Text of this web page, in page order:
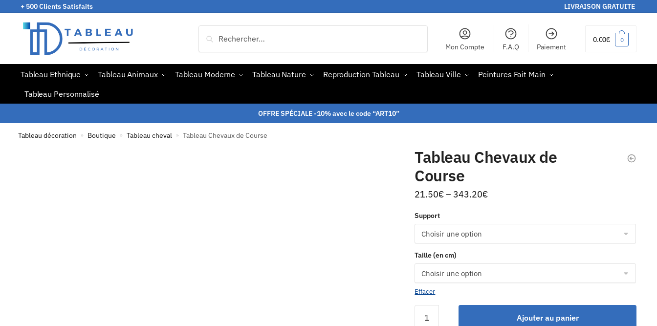
+ 500 Clients Satisfaits LIVRAISON GRATUITE
Mon Compte F.A.Q Paiement
0.00€ 0
Tableau Ethnique Tableau Animaux Tableau Moderne Tableau Nature Reproduction Tableau Tableau Ville
Peintures Fait Main
Tableau Personnalisé
OFFRE SPÉCIALE -10% avec le code “ART10”
Tableau décoration » Boutique » Tableau cheval » Tableau Chevaux de Course
Tableau Chevaux de
Course
21.50€– 343.20€
Support
Taille (en cm)
Effacer
Ajouter au panier